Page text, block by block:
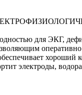
для ЭКГ,
оперативно
хороший
электроды,